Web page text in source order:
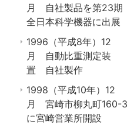
月 自社製品を第23期
全日本科学機器に出展
1996（平成8年）12
月 自動比重測定装
置 自社製作
1998（平成10年）12
月 宮崎市柳丸町160-3
に宮崎営業所開設